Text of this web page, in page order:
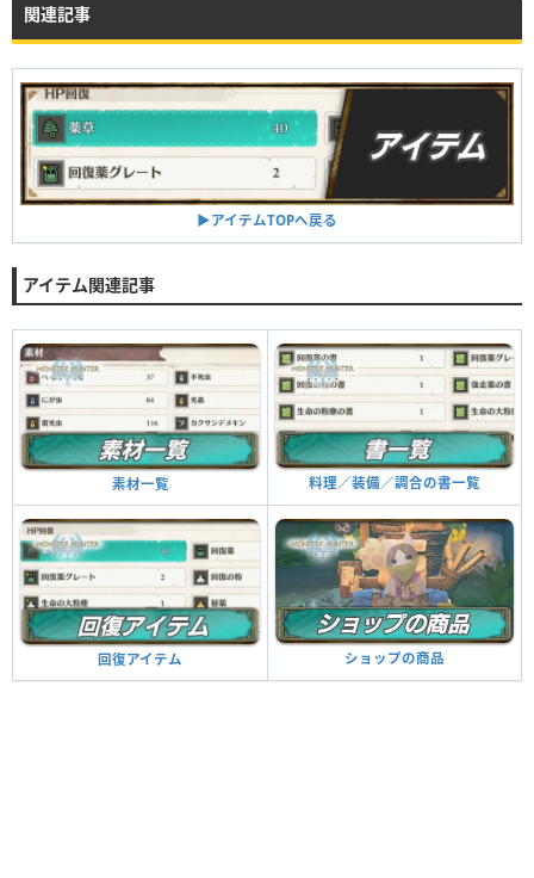
関連記事
▶︎アイテムTOPへ戻る
アイテム関連記事
素材一覧 料理／装備／調合の書一覧
回復アイテム ショップの商品